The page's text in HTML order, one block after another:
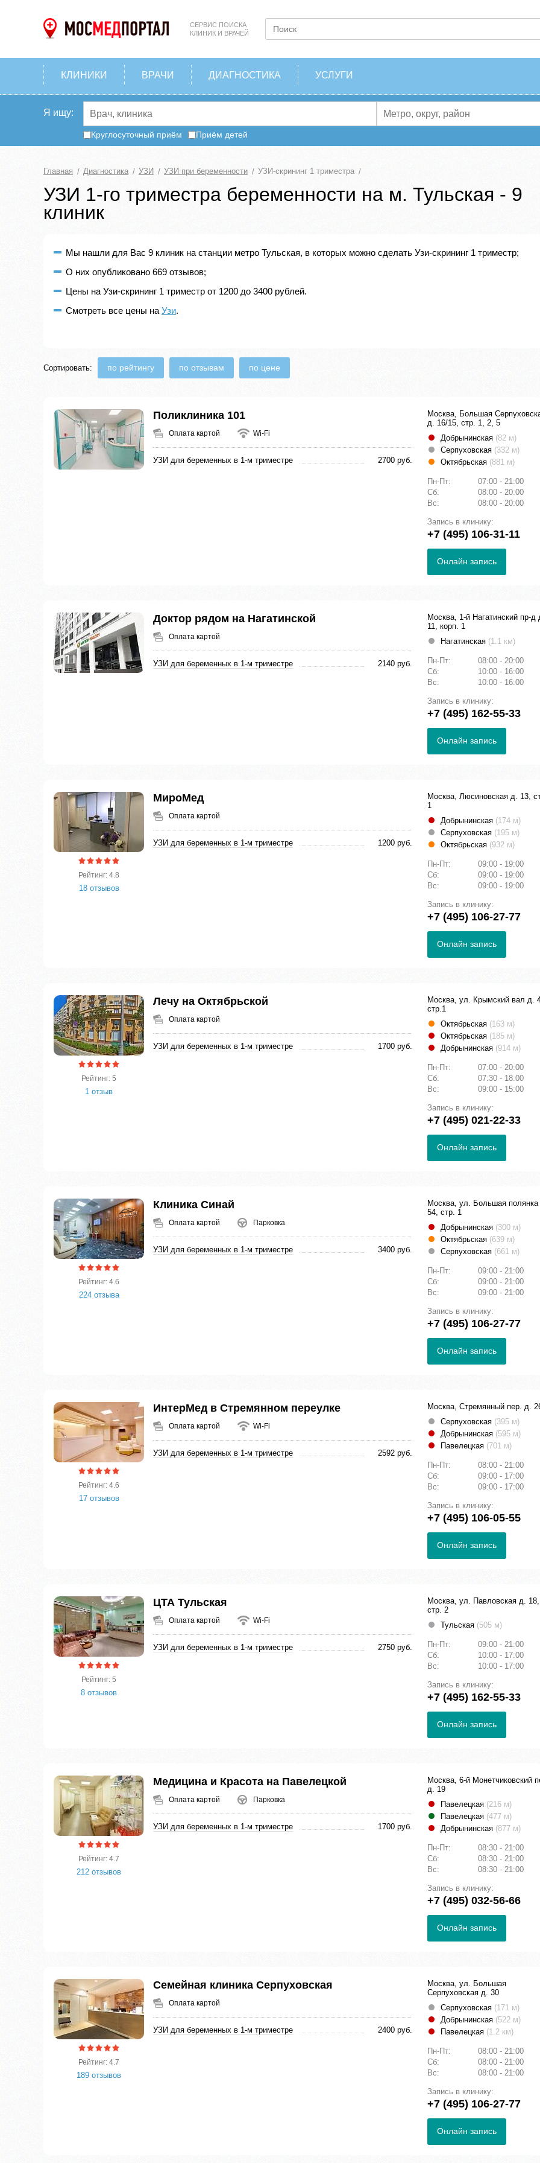
СЕРВИС ПОИСКА
КЛИНИК И ВРАЧЕЙ
КЛИНИКИ ВРАЧИ ДИАГНОСТИКА УСЛУГИ
Я ищу:
Круглосуточный приём Приём детей
Главная Диагностика УЗИ УЗИ при беременности УЗИ-скрининг 1 триместра
УЗИ 1-го триместра беременности на м. Тульская - 9
клиник
Мы нашли для Вас 9 клиник на станции метро Тульская, в которых можно сделать Узи-скрининг 1 триместр;
О них опубликовано 669 отзывов;
Цены на Узи-скрининг 1 триместр от 1200 до 3400 рублей.
Смотреть все цены на Узи.
Сортировать: по рейтингу по отзывам по цене
Поликлиника 101
Оплата картой Wi-Fi
УЗИ для беременных в 1-м триместре 2700 руб.
Москва, Большая
д. 16/15, стр. 1, 2, 5
Добрынинская (82 м)
Серпуховская (332 м)
Октябрьская (881 м)
Пн-Пт:
07:00 - 21:00
Сб:
08:00 - 20:00
Вс:
08:00 - 20:00
Запись в клинику:
+7 (495) 106-31-11
Онлайн запись
Доктор рядом на Нагатинской
Оплата картой
УЗИ для беременных в 1-м триместре 2140 руб.
Москва, 1-й Нагатинский пр-д
11, корп. 1
Нагатинская (1.1 км)
Пн-Пт:
08:00 - 20:00
Сб:
10:00 - 16:00
Вс:
10:00 - 16:00
Запись в клинику:
+7 (495) 162-55-33
Онлайн запись
Рейтинг: 4.8
18 отзывов
МироМед
Оплата картой
УЗИ для беременных в 1-м триместре 1200 руб.
Москва, Люсиновская д. 13,
1
Добрынинская (174 м)
Серпуховская (195 м)
Октябрьская (932 м)
Пн-Пт:
09:00 - 19:00
Сб:
09:00 - 19:00
Вс:
09:00 - 19:00
Запись в клинику:
+7 (495) 106-27-77
Онлайн запись
Рейтинг: 5
1 отзыв
Лечу на Октябрьской
Оплата картой
УЗИ для беременных в 1-м триместре 1700 руб.
Москва, ул. Крымский вал д.
стр.1
Октябрьская (163 м)
Октябрьская (185 м)
Добрынинская (914 м)
Пн-Пт:
07:00 - 20:00
Сб:
07:30 - 18:00
Вс:
09:00 - 15:00
Запись в клинику:
+7 (495) 021-22-33
Онлайн запись
Рейтинг: 4.6
224 отзыва
Клиника Синай
Оплата картой Парковка
УЗИ для беременных в 1-м триместре 3400 руб.
Москва, ул. Большая
54, стр. 1
Добрынинская (300 м)
Октябрьская (639 м)
Серпуховская (661 м)
Пн-Пт:
09:00 - 21:00
Сб:
09:00 - 21:00
Вс:
09:00 - 21:00
Запись в клинику:
+7 (495) 106-27-77
Онлайн запись
Рейтинг: 4.6
17 отзывов
ИнтерМед в Стремянном переулке
Оплата картой Wi-Fi
УЗИ для беременных в 1-м триместре 2592 руб.
Москва, Стремянный пер. д.
Серпуховская (395 м)
Добрынинская (595 м)
Павелецкая (701 м)
Пн-Пт:
08:00 - 21:00
Сб:
09:00 - 17:00
Вс:
09:00 - 17:00
Запись в клинику:
+7 (495) 106-05-55
Онлайн запись
Рейтинг: 5
8 отзывов
ЦТА Тульская
Оплата картой Wi-Fi
УЗИ для беременных в 1-м триместре 2750 руб.
Москва, ул. Павловская д. 18,
стр. 2
Тульская (505 м)
Пн-Пт:
09:00 - 21:00
Сб:
10:00 - 17:00
Вс:
10:00 - 17:00
Запись в клинику:
+7 (495) 162-55-33
Онлайн запись
Рейтинг: 4.7
212 отзывов
Медицина и Красота на Павелецкой
Оплата картой Парковка
УЗИ для беременных в 1-м триместре 1700 руб.
Москва, 6-й Монетчиковский
д. 19
Павелецкая (216 м)
Павелецкая (477 м)
Добрынинская (877 м)
Пн-Пт:
08:30 - 21:00
Сб:
08:30 - 21:00
Вс:
08:30 - 21:00
Запись в клинику:
+7 (495) 032-56-66
Онлайн запись
Рейтинг: 4.7
189 отзывов
Семейная клиника Серпуховская
Оплата картой
УЗИ для беременных в 1-м триместре 2400 руб.
Москва, ул. Большая
Серпуховская д. 30
Серпуховская (171 м)
Добрынинская (522 м)
Павелецкая (1.2 км)
Пн-Пт:
08:00 - 21:00
Сб:
08:00 - 21:00
Вс:
08:00 - 21:00
Запись в клинику:
+7 (495) 106-27-77
Онлайн запись